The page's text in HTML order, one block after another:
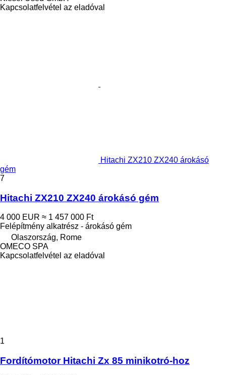
Kapcsolatfelvétel az eladóval
Hitachi ZX210 ZX240 árokásó
gém
7
Hitachi ZX210 ZX240 árokásó gém
4 000 EUR ≈ 1 457 000 Ft
Felépítmény alkatrész - árokásó gém
Olaszország, Rome
OMECO SPA
Kapcsolatfelvétel az eladóval
1
Fordítómotor Hitachi Zx 85 minikotró-hoz